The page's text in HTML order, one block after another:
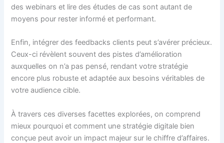
des webinars et lire des études de cas sont autant de
moyens pour rester informé et performant.
Enfin, intégrer des feedbacks clients peut s’avérer précieux.
Ceux-ci révèlent souvent des pistes d’amélioration
auxquelles on n’a pas pensé, rendant votre stratégie
encore plus robuste et adaptée aux besoins véritables de
votre audience cible.
À travers ces diverses facettes explorées, on comprend
mieux pourquoi et comment une stratégie digitale bien
conçue peut avoir un impact majeur sur le chiffre d’affaires.